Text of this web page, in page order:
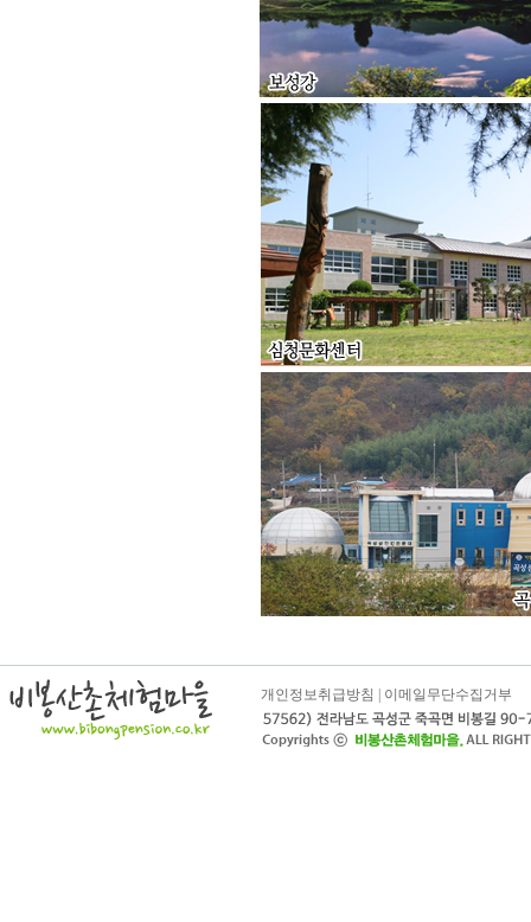
개인정보취급방침 이메일무단수집거부